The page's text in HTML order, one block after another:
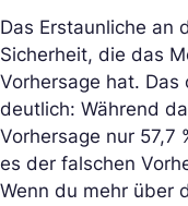
Das Erstaunliche an
Sicherheit, die das
Vorhersage hat.
deutlich: Während
Vorhersage nur 57,7
es der falschen
Wenn du mehr über